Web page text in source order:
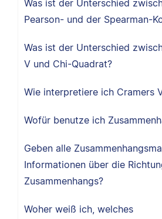
Was ist der Unterschied
Pearson- und der Spearman-
Was ist der Unterschied
V und Chi-Quadrat?
Wie interpretiere ich Cramers
Wofür benutze ich
Geben alle
Informationen über die
Zusammenhangs?
Woher weiß ich, welches